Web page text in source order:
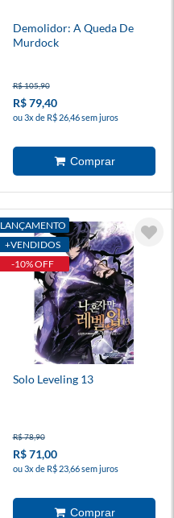
Demolidor: A Queda De
Murdock
R$ 105,90
R$ 79,40
ou 3x de R$ 26,46 sem juros
LANÇAMENTO
+VENDIDOS
-10% OFF
Solo Leveling 13
R$ 78,90
R$ 71,00
ou 3x de R$ 23,66 sem juros